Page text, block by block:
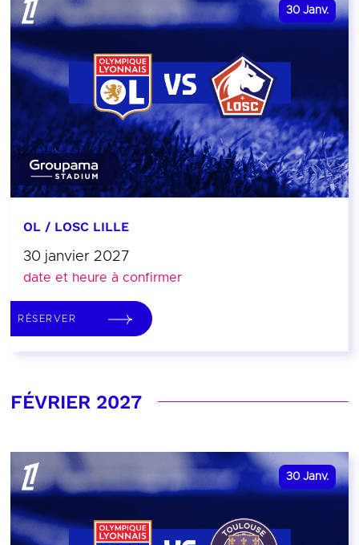
30 Janv.
OL / LOSC LILLE
30 janvier 2027
date et heure à confirmer
RÉSERVER
FÉVRIER 2027
30 Janv.